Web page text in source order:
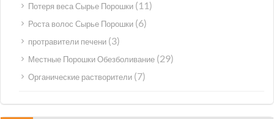
Потеря веса Сырье Порошки (11)
Роста волос Сырье Порошки (6)
протравители печени (3)
Местные Порошки Обезболивание (29)
Органические растворители (7)